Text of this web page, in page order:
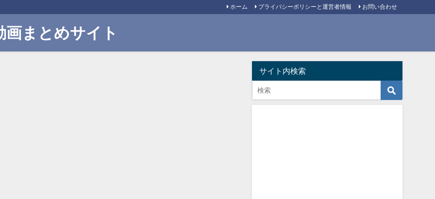
ホーム プライバシーポリシーと運営者情報 お問い合わせ
まとめサイト
サイト内検索